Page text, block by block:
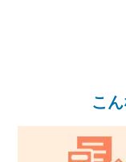
無
10
こ